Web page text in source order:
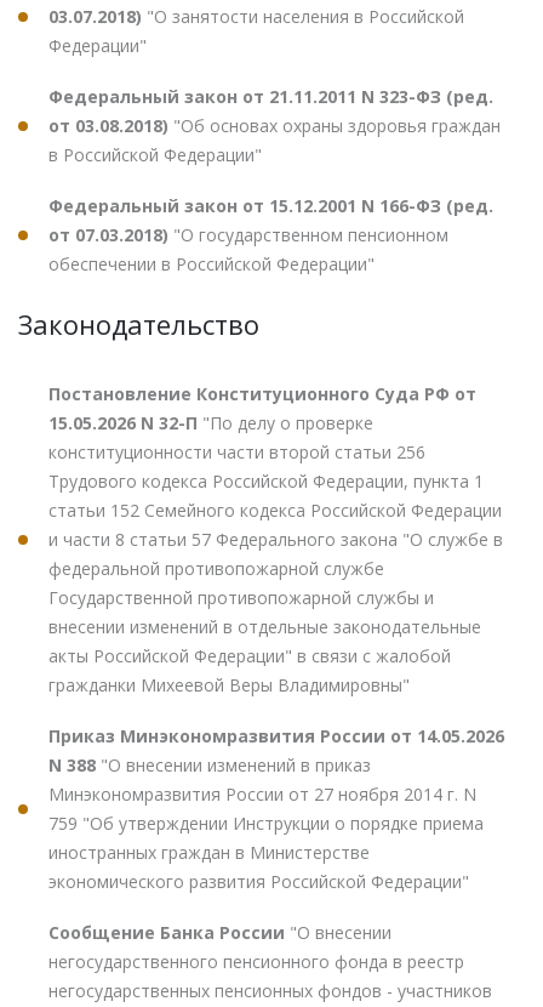
03.07.2018) "О занятости населения в Российской
Федерации"
Федеральный закон от 21.11.2011 N 323-ФЗ (ред.
от 03.08.2018) "Об основах охраны здоровья граждан
в Российской Федерации"
Федеральный закон от 15.12.2001 N 166-ФЗ (ред.
от 07.03.2018) "О государственном пенсионном
обеспечении в Российской Федерации"
Законодательство
Постановление Конституционного Суда РФ от
15.05.2026 N 32-П "По делу о проверке
конституционности части второй статьи 256
Трудового кодекса Российской Федерации, пункта 1
статьи 152 Семейного кодекса Российской Федерации
и части 8 статьи 57 Федерального закона "О службе в
федеральной противопожарной службе
Государственной противопожарной службы и
внесении изменений в отдельные законодательные
акты Российской Федерации" в связи с жалобой
гражданки Михеевой Веры Владимировны"
Приказ Минэкономразвития России от 14.05.2026
N 388 "О внесении изменений в приказ
Минэкономразвития России от 27 ноября 2014 г. N
759 "Об утверждении Инструкции о порядке приема
иностранных граждан в Министерстве
экономического развития Российской Федерации"
Сообщение Банка России "О внесении
негосударственного пенсионного фонда в реестр
негосударственных пенсионных фондов - участников